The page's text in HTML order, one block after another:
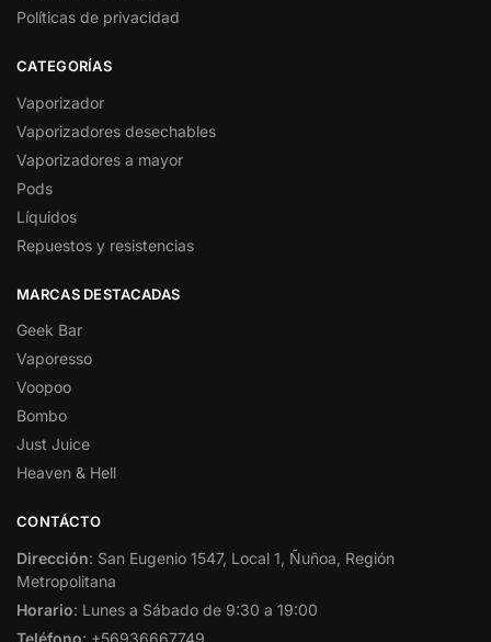
Políticas de privacidad
CATEGORÍAS
Vaporizador
Vaporizadores desechables
Vaporizadores a mayor
Pods
Líquidos
Repuestos y resistencias
MARCAS DESTACADAS
Geek Bar
Vaporesso
Voopoo
Bombo
Just Juice
Heaven & Hell
CONTÁCTO
Dirección: San Eugenio 1547, Local 1, Ñuñoa, Región
Metropolitana
Horario: Lunes a Sábado de 9:30 a 19:00
Teléfono: +56936667749